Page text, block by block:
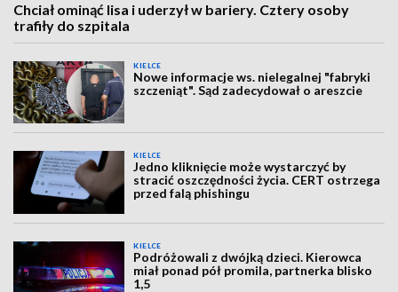
Chciał ominąć lisa i uderzył w bariery. Cztery osoby
trafiły do szpitala
KIELCE
Nowe informacje ws. nielegalnej "fabryki
szczeniąt". Sąd zadecydował o areszcie
KIELCE
Jedno kliknięcie może wystarczyć by
stracić oszczędności życia. CERT ostrzega
przed falą phishingu
KIELCE
Podróżowali z dwójką dzieci. Kierowca
miał ponad pół promila, partnerka blisko
1,5